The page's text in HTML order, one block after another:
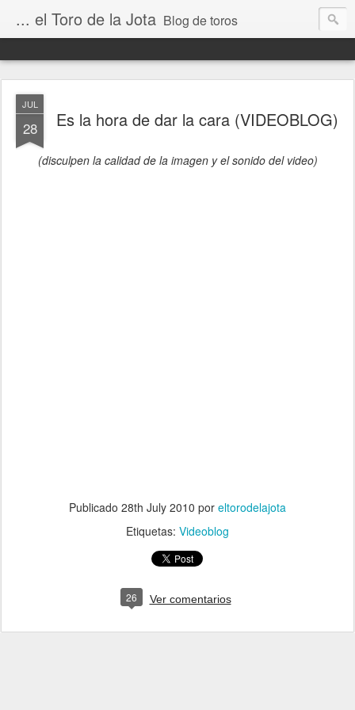
... el Toro de la Jota Blog de toros
JUL
28 Es la hora de dar la cara (VIDEOBLOG)
(disculpen la calidad de la imagen y el sonido del video)
Publicado 28th July 2010 por eltorodelajota
Etiquetas: Videoblog
26 Ver comentarios